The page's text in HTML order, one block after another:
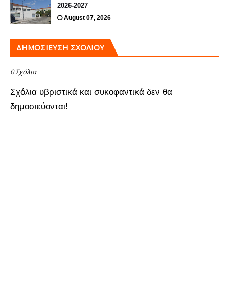
2026-2027
August 07, 2026
ΔΗΜΟΣΊΕΥΣΗ ΣΧΟΛΊΟΥ
0 Σχόλια
Σχόλια υβριστικά και συκοφαντικά δεν θα
δημοσιεύονται!